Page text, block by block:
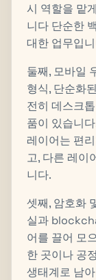
시 역할을 맡
니다 단순한
대한 업무입
둘째, 모바일
형식, 단순화
전히 데스크
품이 있습니
레이어는 편
고, 다른 레이
니다.
셋째, 암호화
실과
어를 끌어 모
한 곳이나 공
생태계로 남